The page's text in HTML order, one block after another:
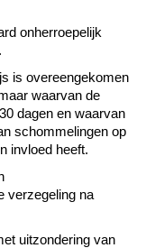
onherroepelijk
is overeengekomen
waarvan de
dagen en waarvan
schommelingen op
invloed heeft.
verzegeling na
uitzondering van